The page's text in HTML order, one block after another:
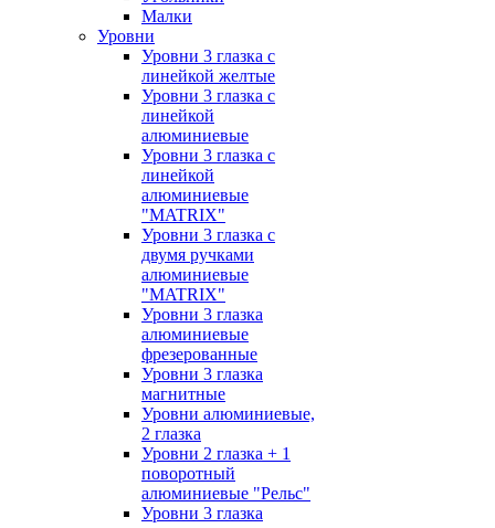
Малки
Уровни
Уровни 3 глазка с
линейкой желтые
Уровни 3 глазка с
линейкой
алюминиевые
Уровни 3 глазка с
линейкой
алюминиевые
"MATRIX"
Уровни 3 глазка с
двумя ручками
алюминиевые
"MATRIX"
Уровни 3 глазка
алюминиевые
фрезерованные
Уровни 3 глазка
магнитные
Уровни алюминиевые,
2 глазка
Уровни 2 глазка + 1
поворотный
алюминиевые "Рельс"
Уровни 3 глазка